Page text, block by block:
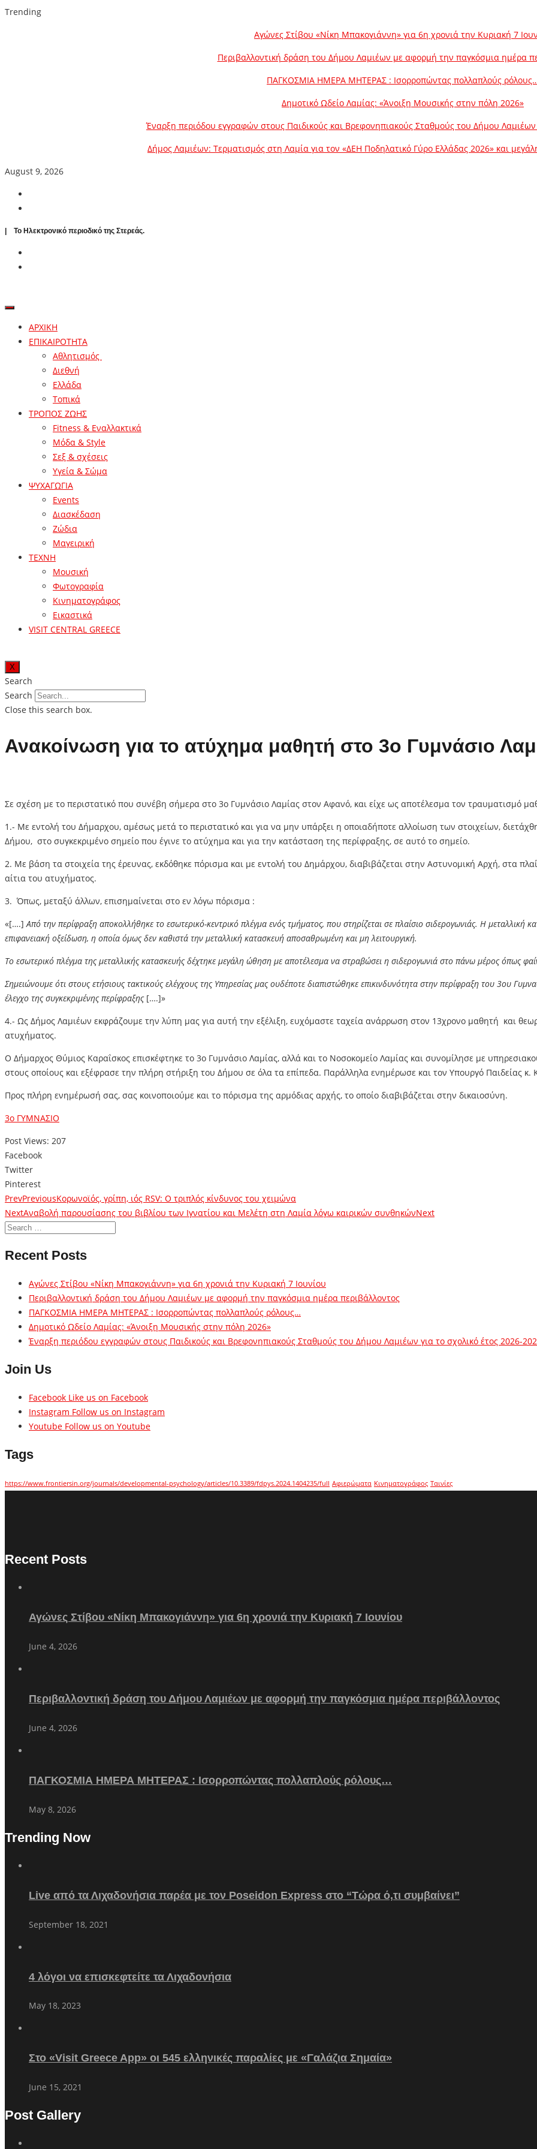
Trending
Αγώνες Στίβου «Νίκη Μπακογιάννη» για 6η χρονιά την Κυριακή 7
Περιβαλλοντική δράση του Δήμου Λαμιέων με αφορμή την παγκόσμια ημέρα
ΠΑΓΚΟΣΜΙΑ ΗΜΕΡΑ ΜΗΤΕΡΑΣ : Ισορροπώντας πολλαπλούς
Δημοτικό Ωδείο Λαμίας: «Άνοιξη Μουσικής στην πόλη 2026»
Έναρξη περιόδου εγγραφών στους Παιδικούς και Βρεφονηπιακούς Σταθμούς του Δήμου Λαμιέων
Δήμος Λαμιέων: Τερματισμός στη Λαμία για τον «ΔΕΗ Ποδηλατικό Γύρο Ελλάδας 2026» και
August 9, 2026
| To Ηλεκτρονικό περιοδικό της Στερεάς.
ΑΡΧΙΚΗ
ΕΠΙΚΑΙΡΟΤΗΤΑ
Αθλητισμός
Διεθνή
Ελλάδα
Τοπικά
ΤΡΟΠΟΣ ΖΩΗΣ
Fitness & Εναλλακτικά
Μόδα & Style
Σεξ & σχέσεις
Υγεία & Σώμα
ΨΥΧΑΓΩΓΙΑ
Events
Διασκέδαση
Ζώδια
Μαγειρική
ΤΕΧΝΗ
Μουσική
Φωτογραφία
Κινηματογράφος
Εικαστικά
VISIT CENTRAL GREECE
X
Search
Search
Close this search box.
Ανακοίνωση για το ατύχημα μαθητή στο 3ο Γυμνάσιο
Σε σχέση με το περιστατικό που συνέβη σήμερα στο 3ο Γυμνάσιο Λαμίας στον Αφανό, και είχε ως αποτέλεσμα τον τραυματισμό
1.- Με εντολή του Δήμαρχου, αμέσως μετά το περιστατικό και για να μην υπάρξει η οποιαδήποτε αλλοίωση των στοιχείων,
Δήμου, στο συγκεκριμένο σημείο που έγινε το ατύχημα και για την κατάσταση της περίφραξης, σε αυτό το σημείο.
2. Με βάση τα στοιχεία της έρευνας, εκδόθηκε πόρισμα και με εντολή του Δημάρχου, διαβιβάζεται στην Αστυνομική Αρχή, στα
αίτια του ατυχήματος.
3. Όπως, μεταξύ άλλων, επισημαίνεται στο εν λόγω πόρισμα :
«[….]Από την περίφραξη αποκολλήθηκε το εσωτερικό-κεντρικό πλέγμα ενός τμήματος, που στηρίζεται σε πλαίσιο σιδερογωνιάς. Η
επιφανειακή οξείδωση, η οποία όμως δεν καθιστά την μεταλλική κατασκευή αποσαθρωμένη και μη λειτουργική.
Το εσωτερικό πλέγμα της μεταλλικής κατασκευής δέχτηκε μεγάλη ώθηση με αποτέλεσμα να στραβώσει η σιδερογωνιά στο πάνω μέρος όπως
Σημειώνουμε ότι στους ετήσιους τακτικούς ελέγχους της Υπηρεσίας μας ουδέποτε διαπιστώθηκε επικινδυνότητα στην περίφραξη του 3ου
έλεγχο της συγκεκριμένης περίφραξης [….]»
4.- Ως Δήμος Λαμιέων εκφράζουμε την λύπη μας για αυτή την εξέλιξη, ευχόμαστε ταχεία ανάρρωση στον 13χρονο μαθητή και
ατυχήματος.
Ο Δήμαρχος Θύμιος Καραΐσκος επισκέφτηκε το 3ο Γυμνάσιο Λαμίας, αλλά και το Νοσοκομείο Λαμίας και συνομίλησε με
στους οποίους και εξέφρασε την πλήρη στήριξη του Δήμου σε όλα τα επίπεδα. Παράλληλα ενημέρωσε και τον Υπουργό Παιδείας κ.
Προς πλήρη ενημέρωσή σας, σας κοινοποιούμε και το πόρισμα της αρμόδιας αρχής, το οποίο διαβιβάζεται στην δικαιοσύνη.
3ο ΓΥΜΝΑΣΙΟ
Post Views: 207
Facebook
Twitter
Pinterest
PrevPreviousΚορωνοϊός, γρίπη, ιός RSV: Ο τριπλός κίνδυνος του χειμώνα
NextΑναβολή παρουσίασης του βιβλίου των Ιγνατίου και Μελέτη στη Λαμία λόγω καιρικών συνθηκώνNext
Recent Posts
Αγώνες Στίβου «Νίκη Μπακογιάννη» για 6η χρονιά την Κυριακή 7 Ιουνίου
Περιβαλλοντική δράση του Δήμου Λαμιέων με αφορμή την παγκόσμια ημέρα περιβάλλοντος
ΠΑΓΚΟΣΜΙΑ ΗΜΕΡΑ ΜΗΤΕΡΑΣ : Ισορροπώντας πολλαπλούς ρόλους…
Δημοτικό Ωδείο Λαμίας: «Άνοιξη Μουσικής στην πόλη 2026»
Έναρξη περιόδου εγγραφών στους Παιδικούς και Βρεφονηπιακούς Σταθμούς του Δήμου Λαμιέων για το σχολικό έτος 2026-
Join Us
Facebook Like us on Facebook
Instagram Follow us on Instagram
Youtube Follow us on Youtube
Tags
https://www.frontiersin.org/journals/developmental-psychology/articles/10.3389/fdpys.2024.1404235/full Αφιερώματα Κινηματογράφος Ταινίες
Recent Posts
Αγώνες Στίβου «Νίκη Μπακογιάννη» για 6η χρονιά την Κυριακή 7 Ιουνίου
June 4, 2026
Περιβαλλοντική δράση του Δήμου Λαμιέων με αφορμή την παγκόσμια ημέρα περιβάλλοντος
June 4, 2026
ΠΑΓΚΟΣΜΙΑ ΗΜΕΡΑ ΜΗΤΕΡΑΣ : Ισορροπώντας πολλαπλούς ρόλους…
May 8, 2026
Trending Now
Live από τα Λιχαδονήσια παρέα με τον Poseidon Express στο “Τώρα ό,τι συμβαίνει”
September 18, 2021
4 λόγοι να επισκεφτείτε τα Λιχαδονήσια
May 18, 2023
Στο «Visit Greece App» οι 545 ελληνικές παραλίες με «Γαλάζια Σημαία»
June 15, 2021
Post Gallery